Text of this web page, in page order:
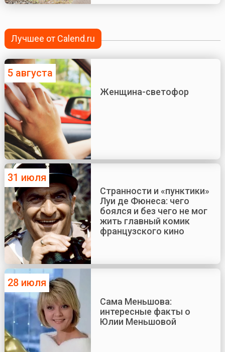
Лучшее от Calend.ru
5 августа
Женщина-светофор
31 июля
Странности и «пунктики»
Луи де Фюнеса: чего
боялся и без чего не мог
жить главный комик
французского кино
28 июля
Сама Меньшова:
интересные факты о
Юлии Меньшовой